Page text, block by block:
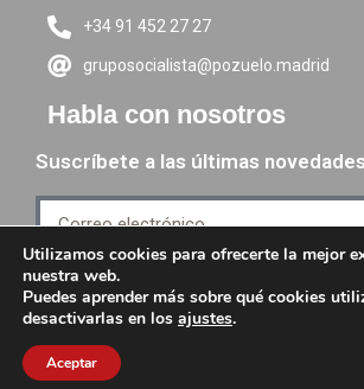
+34 91 452 27 27
gruposocialista@pozuelo.madrid
Habla con nosotros
Suscríbete a las últimas novedades
Suscríbete
PSM grupo Socialista -
Utilizamos cookies para ofrecerte la mejor
nuestra web.
Puedes aprender más sobre qué cookies
desactivarlas en los ajustes.
Aceptar